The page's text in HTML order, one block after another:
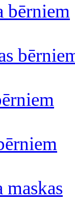
bērniem
maskas